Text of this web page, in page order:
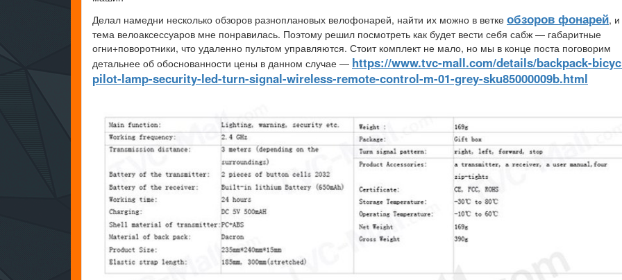
Делал намедни несколько обзоров разноплановых велофонарей, найти их можно в ветке обзоров фонарей, и
тема велоаксессуаров мне понравилась. Поэтому решил посмотреть как будет вести себя сабж — габаритные
огни+поворотники, что удаленно пультом управляются. Стоит комплект не мало, но мы в конце поста поговорим
детальнее об обоснованности цены в данном случае — https://www.tvc-mall.com/details/backpack-
pilot-lamp-security-led-turn-signal-wireless-remote-control-m-01-grey-sku85000009b.html